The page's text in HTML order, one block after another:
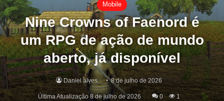
Mobile
Nine Crowns of Faenord é
um RPG de ação de mundo
aberto, já disponível
Daniel alves 8 de julho de 2026
Última Atualização 8 de julho de 2026 0 1